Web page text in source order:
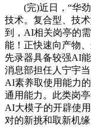
(完)近日，“华劲
技术。复合型、技
到，AI相关岗亭的
能！正快速向产物
先录器具备较强AI
消息部担任人宁宇
AI素养取使用能力
通用能力。此类岗
AI大模子的开辟使
对的新挑和取新机